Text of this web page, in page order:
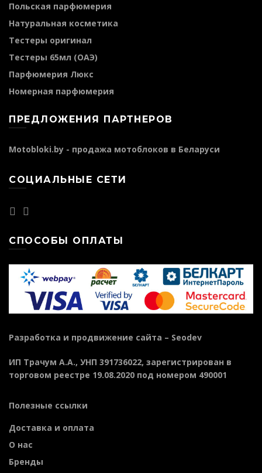
Польская парфюмерия
Натуральная косметика
Тестеры оригинал
Тестеры 65мл (ОАЭ)
Парфюмерия Люкс
Номерная парфюмерия
ПРЕДЛОЖЕНИЯ ПАРТНЕРОВ
Motobloki.by - продажа мотоблоков в Беларуси
СОЦИАЛЬНЫЕ СЕТИ
СПОСОБЫ ОПЛАТЫ
Разработка и продвижение сайта – Seodev
ИП Трачум А.А., УНП 391736022, зарегистрирован в
торговом реестре 19.08.2020 под номером 490001
Полезные ссылки
Доставка и оплата
О нас
Бренды